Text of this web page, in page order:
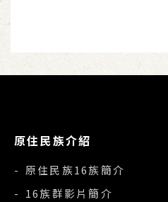
原住民族介紹
- 原住民族16族簡介
- 16族群影片簡介